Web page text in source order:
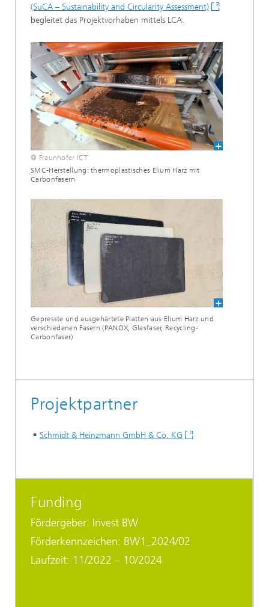
(SuCA – Sustainability and Circularity Assessment)
begleitet das Projektvorhaben mittels LCA.
© Fraunhofer ICT
SMC-Herstellung: thermoplastisches Elium Harz mit
Carbonfasern
Gepresste und ausgehärtete Platten aus Elium Harz und
verschiedenen Fasern (PANOX, Glasfaser, Recycling-
Carbonfaser)
Projektpartner
Schmidt & Heinzmann GmbH & Co. KG
Funding
Fördergeber: Invest BW
Förderkennzeichen: BW1_2024/02
Laufzeit: 11/2022 – 10/2024